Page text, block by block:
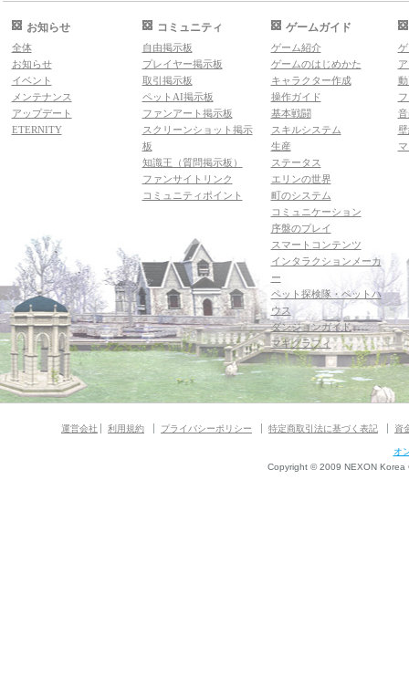
お知らせ
全体
お知らせ
イベント
メンテナンス
アップデート
ETERNITY
コミュニティ
自由掲示板
プレイヤー掲示板
取引掲示板
ペットAI掲示板
ファンアート掲示板
スクリーンショット掲示
板
知識王（質問掲示板）
ファンサイトリンク
コミュニティポイント
ゲームガイド
ゲーム紹介
ゲームのはじめかた
キャラクター作成
操作ガイド
基本戦闘
スキルシステム
生産
ステータス
エリンの世界
町のシステム
コミュニケーション
序盤のプレイ
スマートコンテンツ
インタラクションメーカ
ー
ペット探検隊・ペットハ
ウス
ダンジョンガイド
マギグラフィ
運営会社 利用規約 プライバシーポリシー 特定商取引法に基づく表記 資
オ
Copyright © 2009 NEXON Korea